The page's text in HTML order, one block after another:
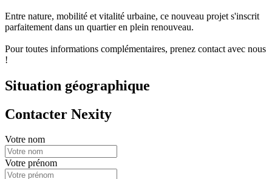
Entre nature, mobilité et vitalité urbaine, ce nouveau projet s'inscrit
parfaitement dans un quartier en plein renouveau.
Pour toutes informations complémentaires, prenez contact avec nous
!
Situation géographique
Contacter Nexity
Votre nom
Votre prénom